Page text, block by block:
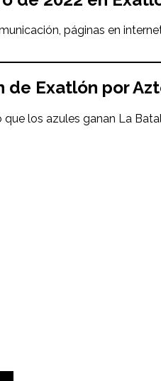
páginas en
de Exatlón por
los azules ganan La